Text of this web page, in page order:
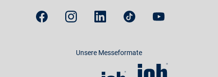
Unsere Messeformate